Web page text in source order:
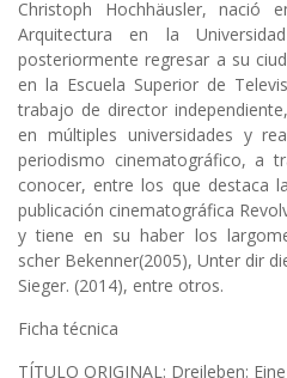
Christoph Hochhäusler, nació
Arquitectura en la
posteriormente regresar a su
en la Escuela Superior de
trabajo de director
en múltiples universidades y
periodismo cinematográfico, a
conocer, entre los que destaca
publicación cinematográfica
y tiene en su haber los
scher Bekenner(2005), Unter dir
Sieger. (2014), entre otros.
Ficha técnica
TÍTULO ORIGINAL: Dreileben: